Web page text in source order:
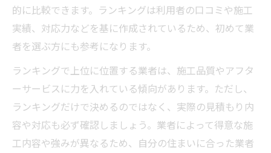
的に比較できます。ランキングは利用者の口コミや施工
実績、対応力などを基に作成されているため、初めて業
者を選ぶ方にも参考になります。
ランキングで上位に位置する業者は、施工品質やアフタ
ーサービスに力を入れている傾向があります。ただし、
ランキングだけで決めるのではなく、実際の見積もり内
容や対応も必ず確認しましょう。業者によって得意な施
工内容や強みが異なるため、自分の住まいに合った業者